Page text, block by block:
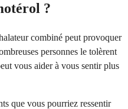
?
combiné peut provoquer
personnes le tolèrent
vous aider à vous sentir plus
que vous pourriez ressentir